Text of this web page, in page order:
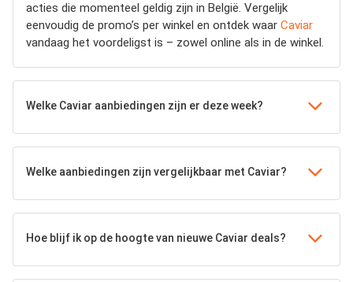
acties die momenteel geldig zijn in België. Vergelijk
eenvoudig de promo’s per winkel en ontdek waar Caviar
vandaag het voordeligst is – zowel online als in de winkel.
Welke Caviar aanbiedingen zijn er deze week?
Welke aanbiedingen zijn vergelijkbaar met Caviar?
Hoe blijf ik op de hoogte van nieuwe Caviar deals?